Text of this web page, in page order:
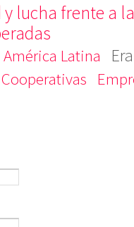
y lucha frente a
América Latina
Cooperativas